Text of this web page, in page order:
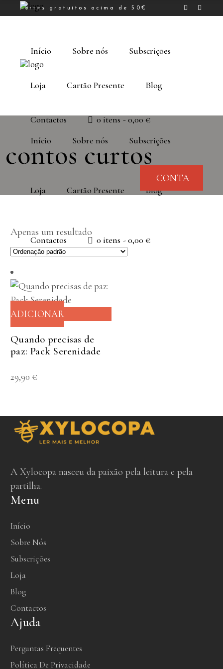
Portes gratuitos acima de 50€
Início Sobre nós Subscrições
Loja Cartão Presente Blog
Contactos 0 itens 0,00 €
CONTA
Início Sobre nós Subscrições
Loja Cartão Presente Blog
Contactos 0 itens 0,00 €
contos curtos
Apenas um resultado
ADICIONAR
Quando precisas de
paz: Pack Serenidade
29,90 €
A Xylocopa nasceu da paixão pela leitura e pela
partilha.
Menu
Início
Sobre Nós
Subscrições
Loja
Blog
Contactos
Ajuda
Perguntas Frequentes
Política De Privacidade